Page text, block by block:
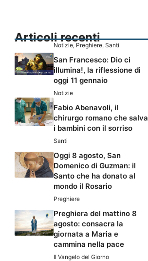
Articoli recenti
Notizie, Preghiere, Santi
San Francesco: Dio ci
illumina!, la riflessione di
oggi 11 gennaio
Notizie
Fabio Abenavoli, il
chirurgo romano che salva
i bambini con il sorriso
Santi
Oggi 8 agosto, San
Domenico di Guzman: il
Santo che ha donato al
mondo il Rosario
Preghiere
Preghiera del mattino 8
agosto: consacra la
giornata a Maria e
cammina nella pace
Il Vangelo del Giorno